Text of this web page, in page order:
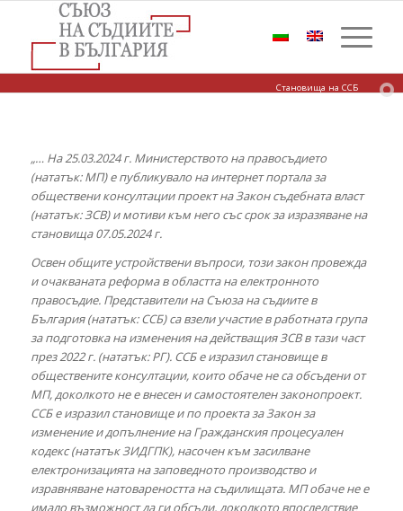
Становища на ССБ
„… На 25.03.2024 г. Министерството на правосъдието
(нататък: МП) е публикувало на интернет портала за
обществени консултации проект на Закон съдебната власт
(нататък: ЗСВ) и мотиви към него със срок за изразяване на
становища 07.05.2024 г.
Освен общите устройствени въпроси, този закон провежда
и очакваната реформа в областта на електронното
правосъдие. Представители на Съюза на съдиите в
България (нататък: ССБ) са взели участие в работната група
за подготовка на изменения на действащия ЗСВ в тази част
през 2022 г. (нататък: РГ). ССБ е изразил становище в
обществените консултации, които обаче не са обсъдени от
МП, доколкото не е внесен и самостоятелен законопроект.
ССБ е изразил становище и по проекта за Закон за
изменение и допълнение на Гражданския процесуален
кодекс (нататък ЗИДГПК), насочен към засилване
електронизацията на заповедното производство и
изравняване натовареността на съдилищата. МП обаче не е
имало възможност да ги обсъди, доколкото впоследствие